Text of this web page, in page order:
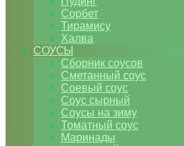
Сорбет
Тирамису
Халва
СОУСЫ
Сборник соусов
Сметанный соус
Соевый соус
Соус сырный
Соусы на зиму
Томатный соус
Маринады